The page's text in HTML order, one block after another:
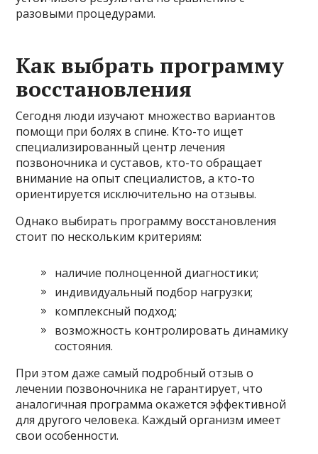
разовыми процедурами.
Как выбрать программу
восстановления
Сегодня люди изучают множество вариантов
помощи при болях в спине. Кто-то ищет
специализированный центр лечения
позвоночника и суставов, кто-то обращает
внимание на опыт специалистов, а кто-то
ориентируется исключительно на отзывы.
Однако выбирать программу восстановления
стоит по нескольким критериям:
наличие полноценной диагностики;
индивидуальный подбор нагрузки;
комплексный подход;
возможность контролировать динамику
состояния.
При этом даже самый подробный отзыв о
лечении позвоночника не гарантирует, что
аналогичная программа окажется эффективной
для другого человека. Каждый организм имеет
свои особенности.